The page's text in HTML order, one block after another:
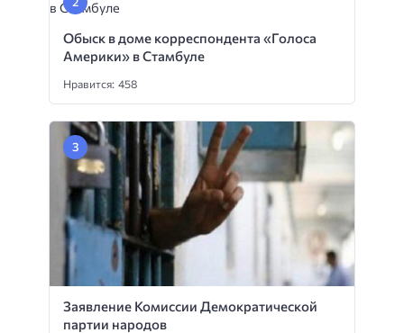
Обыск в доме корреспондента «Голоса
Америки» в Стамбуле
Нравится: 458
Заявление Комиссии Демократической
партии народов